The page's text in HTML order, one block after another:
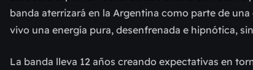
banda aterrizará en la Argentina como parte de
vivo una energía pura, desenfrenada e hipnótica,
La banda lleva 12 años creando expectativas en